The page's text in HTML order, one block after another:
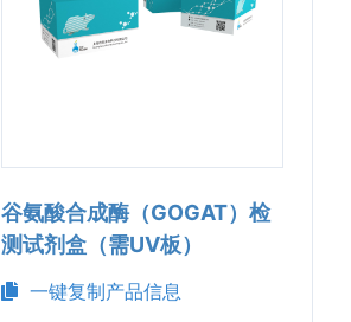
谷氨酸合成酶（GOGAT）检
测试剂盒（需UV板）
一键复制产品信息